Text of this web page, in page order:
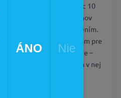
mýtus. Vodný stĺpec 10
Tech™) vás bez problémov
dažďom či snežením.
000 mm vodným stĺpcom pre
a kontraproduktívne –
menej priedušná a vy sa v nej
spotíte.
ÁNO Nie